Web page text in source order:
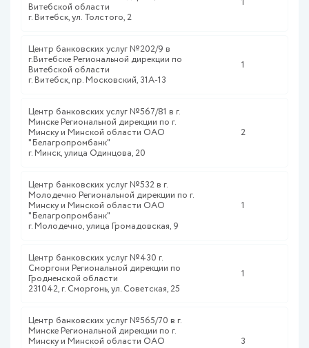
Витебской области
г. Витебск, ул. Толстого, 2
Центр банковских услуг №202/9 в
г.Витебске Региональной дирекции по
Витебской области
г. Витебск, пр. Московский, 31А-13
1
Центр банковских услуг №567/81 в г.
Минске Региональной дирекции по г.
Минску и Минской области ОАО
"Белагропромбанк"
г. Минск, улица Одинцова, 20
2
Центр банковских услуг №532 в г.
Молодечно Региональной дирекции по г.
Минску и Минской области ОАО
"Белагропромбанк"
г. Молодечно, улица Громадовская, 9
1
Центр банковских услуг №430 г.
Сморгони Региональной дирекции по
Гродненской области
231042, г. Сморгонь, ул. Советская, 25
1
Центр банковских услуг №565/70 в г.
Минске Региональной дирекции по г.
Минску и Минской области ОАО 3